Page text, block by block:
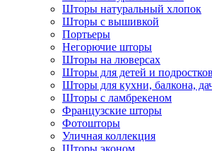
Шторы натуральный хлопок
Шторы с вышивкой
Портьеры
Негорючие шторы
Шторы на люверсах
Шторы для детей и подростков
Шторы для кухни, балкона,
Шторы с ламбрекеном
Французские шторы
Фотошторы
Уличная коллекция
Шторы эконом